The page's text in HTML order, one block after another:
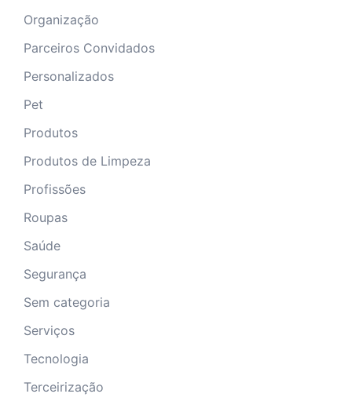
Organização
Parceiros Convidados
Personalizados
Pet
Produtos
Produtos de Limpeza
Profissões
Roupas
Saúde
Segurança
Sem categoria
Serviços
Tecnologia
Terceirização